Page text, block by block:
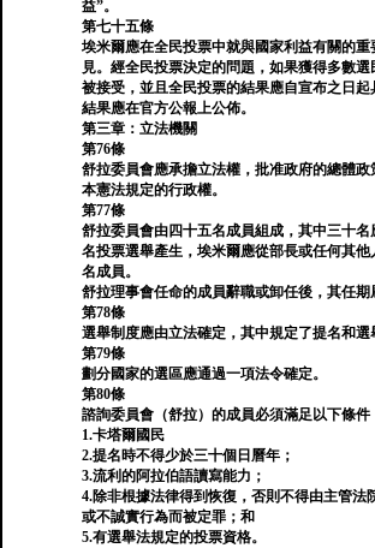
益”。
第七十五條
埃米爾應在全民投票中就與國家利益有關的
見。經全民投票決定的問題，如果獲得多數
被接受，並且全民投票的結果應自宣布之日起
結果應在官方公報上公佈。
第三章：立法機關
第76條
舒拉委員會應承擔立法權，批准政府的總體
本憲法規定的行政權。
第77條
舒拉委員會由四十五名成員組成，其中三十
名投票選舉產生，埃米爾應從部長或任何其
名成員。
舒拉理事會任命的成員辭職或卸任後，其任期
第78條
選舉制度應由立法確定，其中規定了提名和選
第79條
劃分國家的選區應通過一項法令確定。
第80條
諮詢委員會（舒拉）的成員必須滿足以下條件
1.卡塔爾國民
2.提名時不得少於三十個日曆年；
3.流利的阿拉伯語讀寫能力；
4.除非根據法律得到恢復，否則不得由主管法
或不誠實行為而被定罪；和
5.有選舉法規定的投票資格。